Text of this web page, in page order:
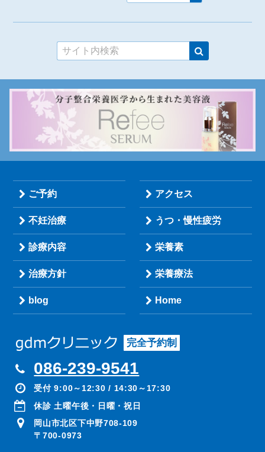
ご予約 アクセス
不妊治療 うつ・慢性疲労
診療内容 栄養素
治療方針 栄養療法
blog Home
完全予約制
086-239-9541
受付 9:00～12:30 / 14:30～17:30
休診 土曜午後・日曜・祝日
岡山市北区下中野708-109
〒700-0973